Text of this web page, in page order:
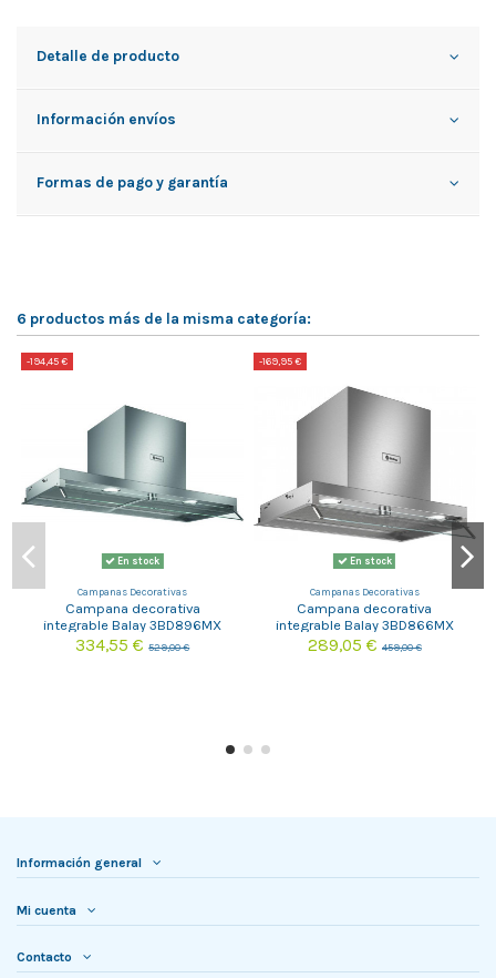
Detalle de producto
Información envíos
Formas de pago y garantía
6 productos más de la misma categoría:
-194,45 €
En stock
Campanas Decorativas
Campana decorativa
integrable Balay 3BD896MX
334,55 €529,00 €
-169,95 €
En stock
Campanas Decorativas
Campana decorativa
integrable Balay 3BD866MX
289,05 € 459,00 €
Información general
Mi cuenta
Contacto